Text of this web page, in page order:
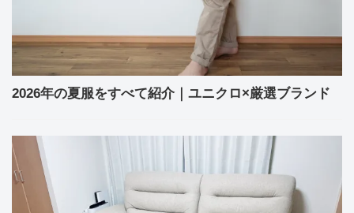
2026年の夏服をすべて紹介｜ユニクロ×厳選ブランド